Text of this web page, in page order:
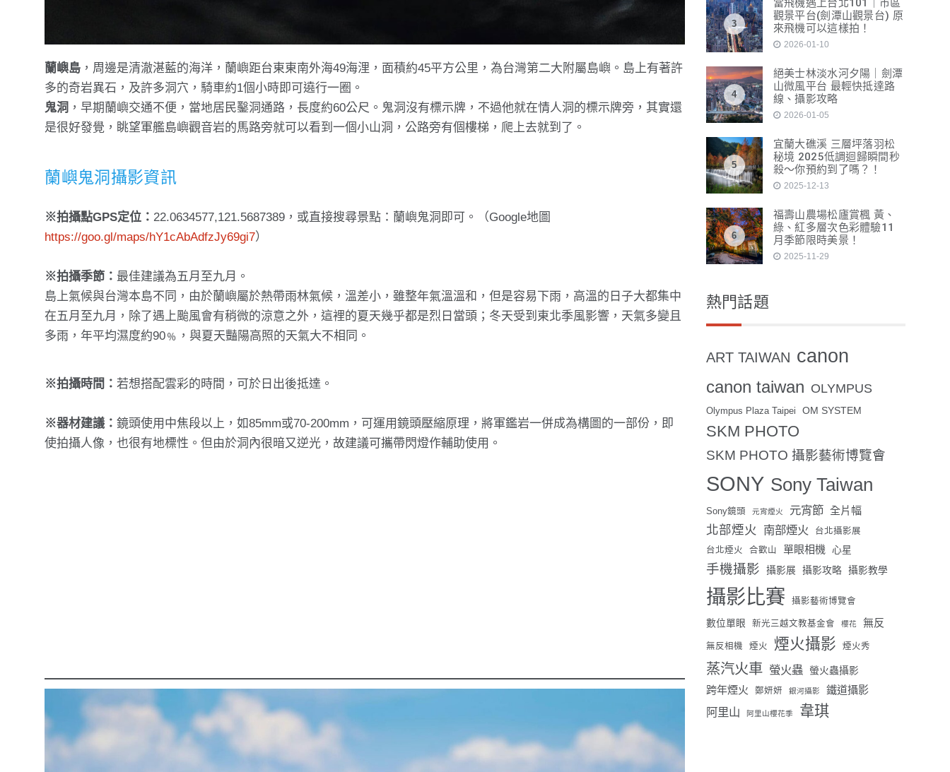
蘭嶼島 ，周邊是清澈湛藍的海洋，蘭嶼距台東東南外海49海浬，面積約45平方公里，為台灣第二大附屬島嶼。島上有著許
多的奇岩異石，及許多洞穴，騎車約1個小時即可遶行一圈。
鬼洞 ，早期蘭嶼交通不便，當地居民鑿洞通路，長度約60公尺。鬼洞沒有標示牌，不過他就在情人洞的標示牌旁，其實還
是很好發覺，眺望軍艦島嶼觀音岩的馬路旁就可以看到一個小山洞，公路旁有個樓梯，爬上去就到了。
蘭嶼鬼洞攝影資訊
※拍攝點GPS定位：22.0634577,121.5687389，或直接搜尋景點：蘭嶼鬼洞即可。（Google地圖
https://goo.gl/maps/hY1cAbAdfzJy69gi7）
※拍攝季節： 最佳建議為五月至九月。
島上氣候與台灣本島不同，由於蘭嶼屬於熱帶雨林氣候，溫差小，雖整年氣溫溫和，但是容易下雨，高溫的日子大都集中
在五月至九月，除了遇上颱風會有稍微的涼意之外，這裡的夏天幾乎都是烈日當頭；冬天受到東北季風影響，天氣多變且
多雨，年平均濕度約90﹪，與夏天豔陽高照的天氣大不相同。
※拍攝時間：若想搭配雲彩的時間，可於日出後抵達。
※器材建議：鏡頭使用中焦段以上，如85mm或70-200mm，可運用鏡頭壓縮原理，將軍鑑岩一併成為構圖的一部份，即
使拍攝人像，也很有地標性。但由於洞內很暗又逆光，故建議可攜帶閃燈作輔助使用。
3
觀景平台(劍潭山觀景台) 原
來飛機可以這樣拍！
2026-01-10
4
絕美士林淡水河夕陽｜劍潭
山微風平台 最輕快抵達路
線、攝影攻略
2026-01-05
5
宜蘭大礁溪 三層坪落羽松
秘境 2025低調迴歸瞬間秒
殺～你預約到了嗎？！
2025-12-13
6
福壽山農場松廬賞楓 黃、
綠、紅多層次色彩體驗11
月季節限時美景！
2025-11-29
熱門話題
ART TAIWAN canon
canon taiwan OLYMPUS
Olympus Plaza Taipei OM SYSTEM
SKM PHOTO
SKM PHOTO 攝影藝術博覽會
SONY Sony Taiwan
Sony鏡頭 元宵煙火 元宵節 全片幅
北部煙火 南部煙火
台北攝影展
台北煙火
合歡山 單眼相機 心星
手機攝影 攝影展 攝影攻略 攝影教學
攝影比賽 攝影藝術博覽會
數位單眼 新光三越文教基金會 櫻花 無反
無反相機 煙火 煙火攝影 煙火秀
蒸汽火車 螢火蟲 螢火蟲攝影
跨年煙火 鄭妍妍 銀河攝影 鐵道攝影
阿里山 阿里山櫻花季 韋琪